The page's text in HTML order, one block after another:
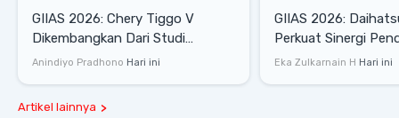
GIIAS 2026: Chery Tiggo V
Dikembangkan Dari Studi
Komprehensif di Indonesia
Anindiyo Pradhono Hari ini
GIIAS 2026:
Perkuat Sinergi
Industri Otomotif
Eka Zulkarnain H Hari ini
Artikel lainnya